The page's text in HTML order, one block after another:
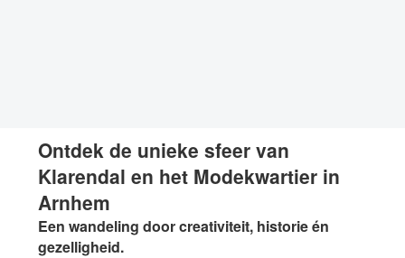
Ontdek de unieke sfeer van
Klarendal en het Modekwartier in
Arnhem
Een wandeling door creativiteit, historie én
gezelligheid.